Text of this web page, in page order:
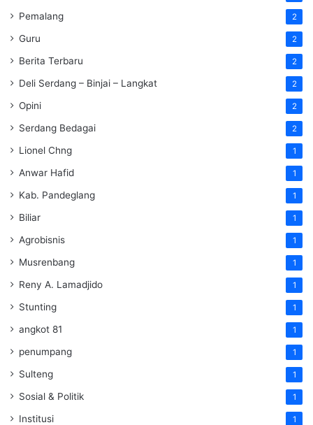
Pemalang 2
Guru 2
Berita Terbaru 2
Deli Serdang – Binjai – Langkat 2
Opini 2
Serdang Bedagai 2
Lionel Chng 1
Anwar Hafid 1
Kab. Pandeglang 1
Biliar 1
Agrobisnis 1
Musrenbang 1
Reny A. Lamadjido 1
Stunting 1
angkot 81 1
penumpang 1
Sulteng 1
Sosial & Politik 1
Institusi 1